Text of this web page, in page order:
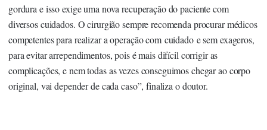
gordura e isso exige uma nova recuperação do paciente com
diversos cuidados. O cirurgião sempre recomenda procurar médicos
competentes para realizar a operação com cuidado e sem exageros,
para evitar arrependimentos, pois é mais difícil corrigir as
complicações, e nem todas as vezes conseguimos chegar ao corpo
original, vai depender de cada caso”, finaliza o doutor.